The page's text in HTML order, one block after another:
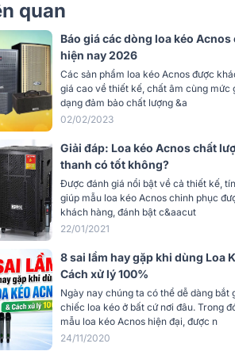
khiển
có
Gỗ bọc da
Cao cấp
Màu Đen
Thùng gỗ bọc da - quai
Lưới Xám
KBEATBOX
5.0
180~240VAC, 50/60Hz
quan
Báo giá các dòng loa kéo
hiện nay 2026
Các sản phẩm loa kéo Acnos được
giá cao về thiết kế, chất âm cùng mức
dạng đảm bảo chất lượng &a
02/02/2023
Giải đáp: Loa kéo Acnos chất
thanh có tốt không?
Được đánh giá nổi bật về cả thiết kế,
giúp mẫu loa kéo Acnos chinh phục
khách hàng, đánh bật c&aacut
22/01/2021
8 sai lầm hay gặp khi dùng Loa
Cách xử lý 100%
Ngày nay chúng ta có thể dễ dàng bắt
chiếc loa kéo ở bất cứ nơi đâu. Trong
mẫu loa kéo Acnos hiện đại, được n
24/11/2020